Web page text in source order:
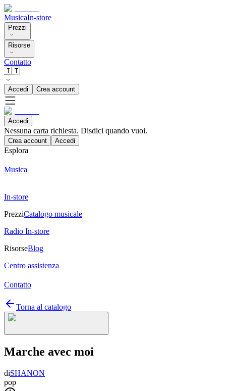
MusicaIn-store
Prezzi
Risorse
Contatto
🇮🇹
Accedi Crea account
Accedi
Nessuna carta richiesta. Disdici quando vuoi.
Crea account Accedi
Esplora
Musica
In-store
PrezziCatalogo musicale
Radio In-store
RisorseBlog
Centro assistenza
Contatto
Torna al catalogo
Marche avec moi
diSHANON
pop